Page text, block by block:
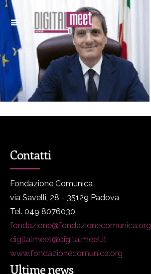
Contatti
Fondazione Comunica
via Savelli, 28 - 35129 Padova
Tel. 049 8076030
fondazione@fondazionecomunica.org
digitalmeet@digitalmeet.it
www.fondazionecomunica.org
Ultime news